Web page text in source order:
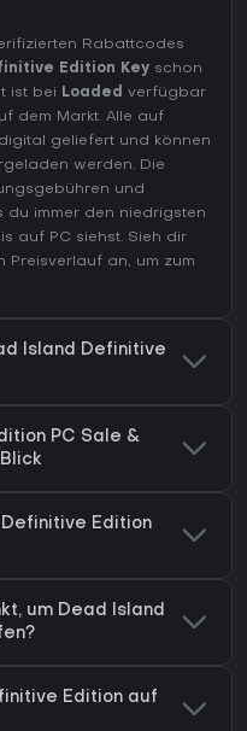
Rabattcodes
Edition Key schon
ist bei Loaded verfügbar
dem Markt. Alle auf
geliefert und können
werden. Die
und
du immer den niedrigsten
auf PC siehst. Sieh dir
Preisverlauf an, um zum
Island Definitive
PC Sale &
Edition
um Dead Island
Edition auf